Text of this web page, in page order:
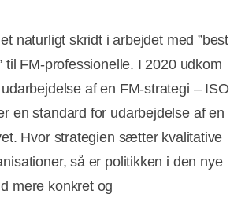
naturligt skridt i arbejdet med ”best
til FM-professionelle. I 2020 udkom
af en FM-strategi – ISO
en standard for udarbejdelse af en
Hvor strategien sætter kvalitative
så er politikken i den nye
mere konkret og